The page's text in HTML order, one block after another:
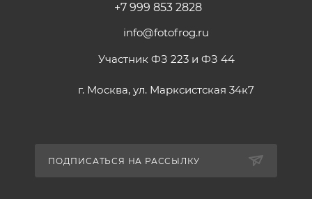
+7 999 853 2828
info@fotofrog.ru
Участник ФЗ 223 и ФЗ 44
г. Москва, ул. Марксистская 34к7
ПОДПИСАТЬСЯ НА РАССЫЛКУ